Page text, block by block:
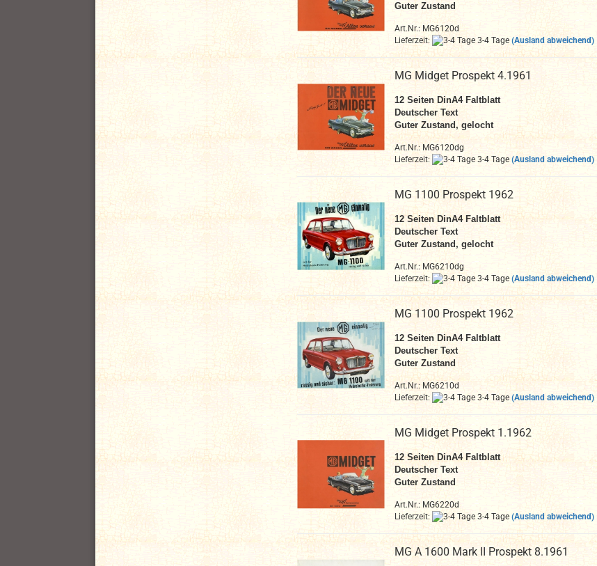
Guter Zustand
Art.Nr.: MG6120d
Lieferzeit:
3-4 Tage (Ausland abweichend)
MG Midget Prospekt 4.1961
12 Seiten DinA4 Faltblatt
Deutscher Text
Guter Zustand, gelocht
Art.Nr.: MG6120dg
Lieferzeit:
3-4 Tage (Ausland abweichend)
MG 1100 Prospekt 1962
12Seiten DinA4 Faltblatt
Deutscher Text
Guter Zustand, gelocht
Art.Nr.: MG6210dg
Lieferzeit:
3-4 Tage (Ausland abweichend)
MG 1100 Prospekt 1962
12 Seiten DinA4Faltblatt
Deutscher Text
Guter Zustand
Art.Nr.: MG6210d
Lieferzeit:
3-4 Tage (Ausland abweichend)
MG Midget Prospekt 1.1962
12 Seiten DinA4 Faltblatt
Deutscher Text
Guter Zustand
Art.Nr.: MG6220d
Lieferzeit:
3-4 Tage (Ausland abweichend)
MG A 1600 Mark II Prospekt 8.1961